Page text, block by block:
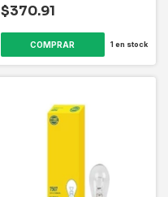
$370.91
1 en stock